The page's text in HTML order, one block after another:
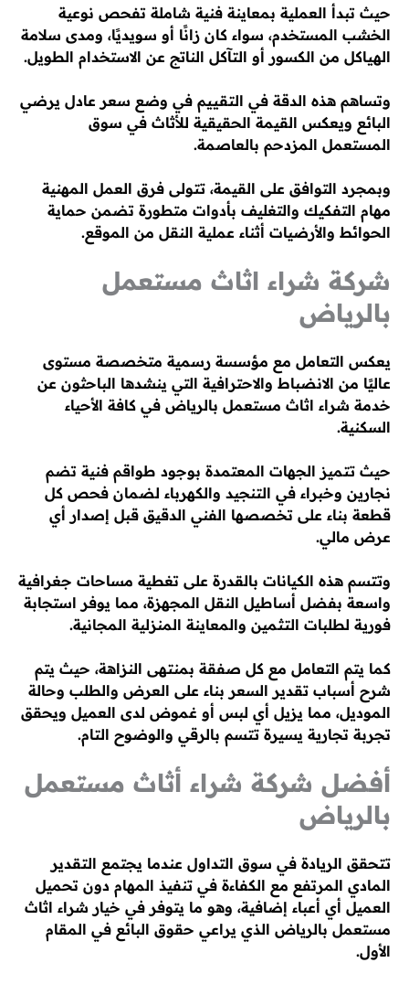
حيث تبدأ العملية بمعاينة فنية شاملة تفحص نوعية
الخشب المستخدم، سواء كان زانًا أو سويديًا، ومدى سلامة
الهياكل من الكسور أو التآكل الناتج عن الاستخدام الطويل.
وتساهم هذه الدقة في التقييم في وضع سعر عادل يرضي
البائع ويعكس القيمة الحقيقية للأثاث في سوق
المستعمل المزدحم بالعاصمة.
وبمجرد التوافق على القيمة، تتولى فرق العمل المهنية
مهام التفكيك والتغليف بأدوات متطورة تضمن حماية
الحوائط والأرضيات أثناء عملية النقل من الموقع.
شركة شراء اثاث مستعمل
بالرياض
يعكس التعامل مع مؤسسة رسمية متخصصة مستوى
عاليًا من الانضباط والاحترافية التي ينشدها الباحثون عن
خدمة شراء اثاث مستعمل بالرياض في كافة الأحياء
السكنية.
حيث تتميز الجهات المعتمدة بوجود طواقم فنية تضم
نجارين وخبراء في التنجيد والكهرباء لضمان فحص كل
قطعة بناء على تخصصها الفني الدقيق قبل إصدار أي
عرض مالي.
وتتسم هذه الكيانات بالقدرة على تغطية مساحات جغرافية
واسعة بفضل أساطيل النقل المجهزة، مما يوفر استجابة
فورية لطلبات التثمين والمعاينة المنزلية المجانية.
كما يتم التعامل مع كل صفقة بمنتهى النزاهة، حيث يتم
شرح أسباب تقدير السعر بناء على العرض والطلب وحالة
الموديل، مما يزيل أي لبس أو غموض لدى العميل ويحقق
تجربة تجارية يسيرة تتسم بالرقي والوضوح التام.
أفضل شركة شراء أثاث مستعمل
بالرياض
تتحقق الريادة في سوق التداول عندما يجتمع التقدير
المادي المرتفع مع الكفاءة في تنفيذ المهام دون تحميل
العميل أي أعباء إضافية، وهو ما يتوفر في خيار شراء اثاث
مستعمل بالرياض الذي يراعي حقوق البائع في المقام
الأول.